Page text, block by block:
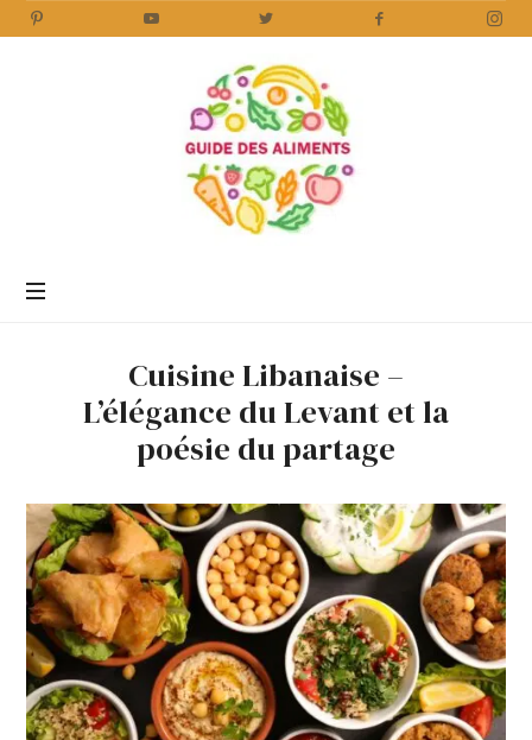
Aliments
www.guidedesaliments.comCuisine Libanaise –
L’élégance du Levant et la
poésie du partage